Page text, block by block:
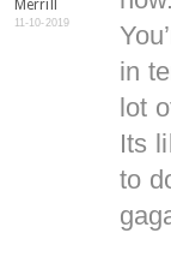
Merrill
11-10-2019
in
lot
Its
to